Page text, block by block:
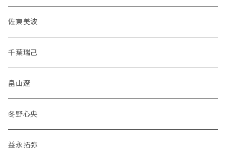
佐東美波
千葉瑞己
畠山遼
冬野心央
益永拓弥